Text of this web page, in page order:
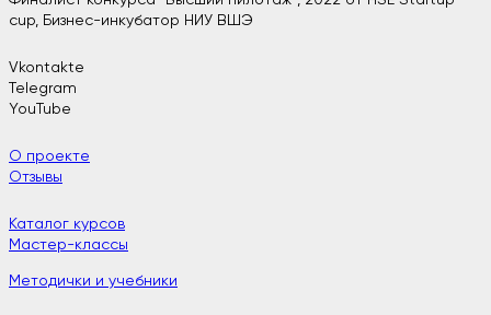
cup, Бизнес-инкубатор НИУ ВШЭ
Vkontakte
Telegram
YouTube
О проекте
Отзывы
Каталог курсов
Мастер-классы
Методички и учебники